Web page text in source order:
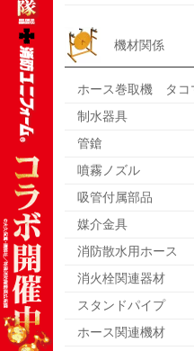
機材関係
ホース巻取機 タコ
制水器具
管鎗
噴霧ノズル
吸管付属部品
媒介金具
消防散水用ホース
消火栓関連器材
スタンドパイプ
ホース関連機材